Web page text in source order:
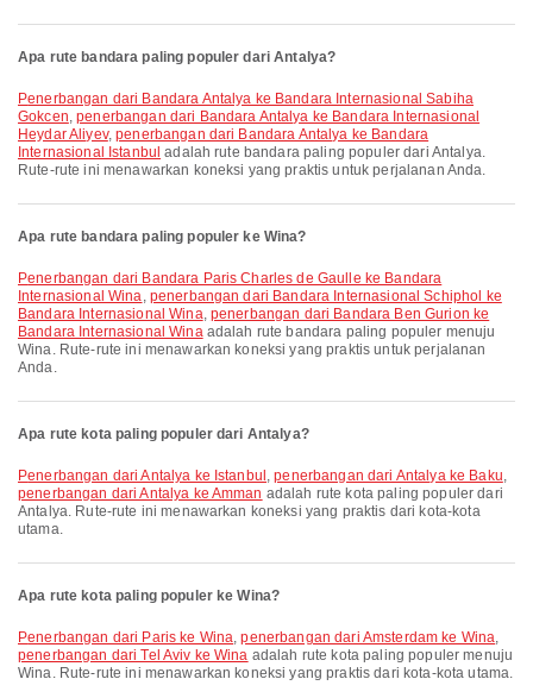
Apa rute bandara paling populer dari Antalya?
penerbangan dari Bandara Antalya ke Bandara Internasional Sabiha
Gokcen,penerbangan dari Bandara Antalya ke Bandara Internasional
Heydar Aliyev,penerbangan dari Bandara Antalya ke Bandara
Internasional Istanbul adalah rute bandara paling populer dari Antalya.
Rute-rute ini menawarkan koneksi yang praktis untuk perjalanan Anda.
Apa rute bandara paling populer ke Wina?
penerbangan dari Bandara Paris Charles de Gaulle ke Bandara
Internasional Wina, penerbangan dari Bandara Internasional Schiphol ke
Bandara Internasional Wina, penerbangan dari Bandara Ben Gurion ke
Bandara Internasional Winaadalah rute bandara paling populer menuju
Wina. Rute-rute ini menawarkan koneksi yang praktis untuk perjalanan
Anda.
Apa rute kota paling populer dari Antalya?
penerbangan dari Antalya ke Istanbul ,penerbangan dari Antalya ke Baku,
penerbangan dari Antalya ke Amman adalah rute kota paling populer dari
Antalya. Rute-rute ini menawarkan koneksi yang praktis dari kota-kota
utama.
Apa rute kota paling populer ke Wina?
penerbangan dari Paris ke Wina,penerbangan dari Amsterdam ke Wina,
penerbangan dari Tel Aviv ke Wina adalah rute kota paling populer menuju
Wina. Rute-rute ini menawarkan koneksi yang praktis dari kota-kota utama.